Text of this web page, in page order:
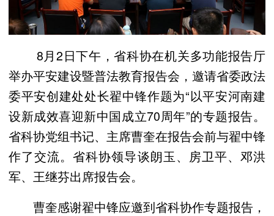
8月2日下午，省科协在机关多功能报告厅
举办平安建设暨普法教育报告会，邀请省委政法
委平安创建处处长翟中锋作题为“以平安河南建
设新成效喜迎新中国成立70周年”的专题报告。
省科协党组书记、主席曹奎在报告会前与翟中锋
作了交流。省科协领导谈朗玉、房卫平、邓洪
军、王继芬出席报告会。
曹奎感谢翟中锋应邀到省科协作专题报告，